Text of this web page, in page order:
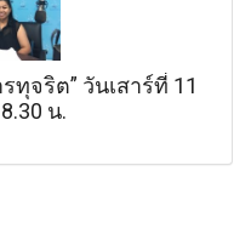
จริต” วันเสาร์ที่ 11
น.